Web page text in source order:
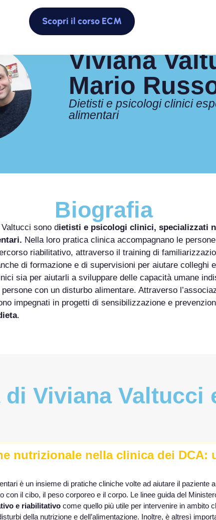
Scopri il corso ECM
Viviana
Mario
Dietisti e psicologi clinici
alimentari
Biografia
sono dietisti e psicologi clinici, specializzati
Nella loro pratica clinica accompagnano le
riabilitativo, attraverso il training di
di formazione e di supervisioni per aiutare colleghi
sia per aiutarli a sviluppare delle capacità umane
con un disturbo alimentare. Attraverso
impegnati in progetti di sensibilizzazione e
.
Viviana Valtucci
nutrizionale nella clinica dei DCA:
è un insieme di pratiche cliniche volte ad aiutare il paziente
con il cibo, il peso corporeo e il corpo. Le linee guida del
e riabilitativo come quello più utile per intervenire in ambito
della nutrizione e dell’alimentazione. Inoltre, è altresì